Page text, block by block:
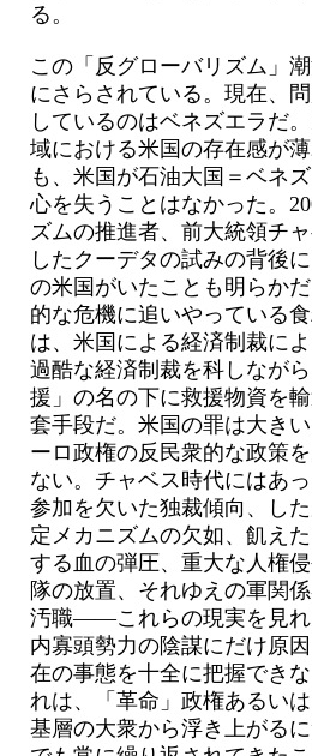
る。
この「反グローバリズム」
にさらされている。現在、
しているのはベネズエラだ
域における米国の存在感が
も、米国が石油大国＝ベネ
心を失うことはなかった。
ズムの推進者、前大統領チ
したクーデタの試みの背後
の米国がいたことも明らか
的な危機に追いやっている
は、米国による経済制裁に
過酷な経済制裁を科しなが
援」の名の下に救援物資を
套手段だ。米国の罪は大き
ーロ政権の反民衆的な政策
ない。チャベス時代にはあ
参加を欠いた独裁傾向、し
定メカニズムの欠如、飢え
する血の弾圧、重大な人権
隊の放置、それゆえの軍関
汚職――これらの現実を見れ
内寡頭勢力の陰謀にだけ原
在の事態を十全に把握でき
れは、「革命」政権あるい
基層の大衆から浮き上がる